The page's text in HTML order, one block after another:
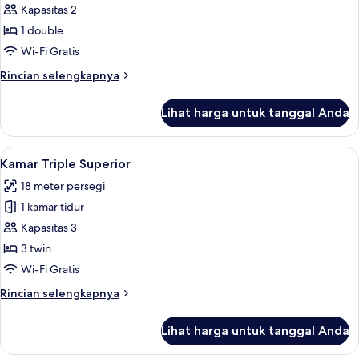
Suite
Standar
Kapasitas 2
1 double
Wi-Fi Gratis
Rincian selengkapnya
Rincian
Suite
Standar
Lihat harga untuk tanggal Anda
Lihat
semua
foto
untuk
Kamar
Triple
Superior
Kamar Triple Superior | Minibar, tirai
4
Kamar Triple Superior
18 meter persegi
1 kamar tidur
Kapasitas 3
3 twin
Wi-Fi Gratis
Rincian selengkapnya
Rincian
Kamar
Lihat harga untuk tanggal Anda